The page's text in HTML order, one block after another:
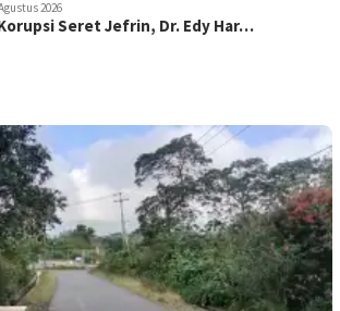
2026
Seret Jefrin, Dr. Edy Har…